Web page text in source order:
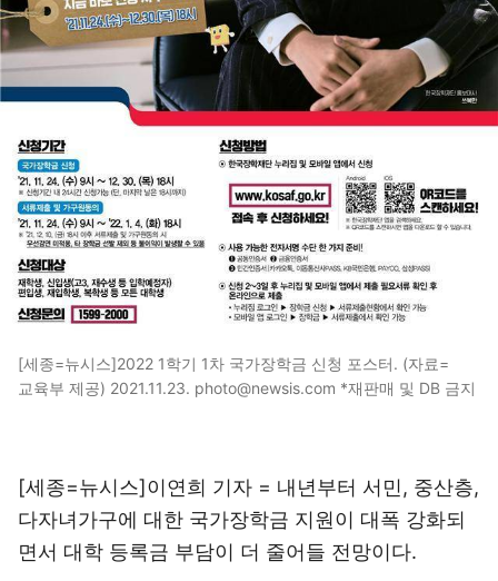
[세종=뉴시스]2022 1학기 1차 국가장학금 신청 포스터. (자료=
교육부 제공) 2021.11.23. photo@newsis.com *재판매 및 DB 금지
[세종=뉴시스]이연희 기자 = 내년부터 서민, 중산층,
다자녀가구에 대한 국가장학금 지원이 대폭 강화되
면서 대학 등록금 부담이 더 줄어들 전망이다.